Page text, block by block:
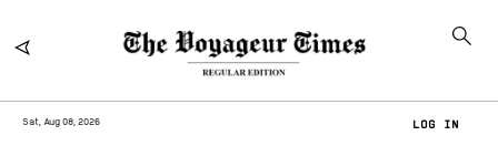
Sat, Aug 08, 2026 LOG IN